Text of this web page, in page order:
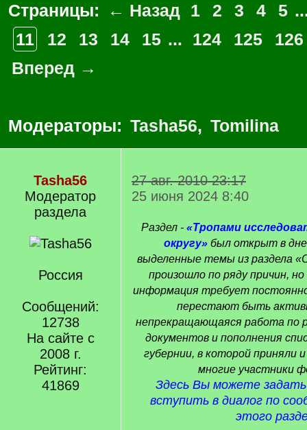
Страницы: ← Назад 1 2 3 4 5
11
12 13 14 15 ... 124 125
126
Вперед →
Модераторы: Tasha56, Tomilina
Tasha56
Модератор
раздела
Россия
Сообщений:
12738
На сайте с
2008 г.
Рейтинг:
41869
27 авг. 2010 23:17
25 июня 2024 8:40
Раздел - «Тропами
округу» был открыт в
выделенные темы из раздела
произошло по ряду причин,
информация требует
перестают быть
непрекращающаяся работа по
документов и пополнения
губернии, в которой приняли
многие участники
Здесь Вы можете
вступить в диалог по
этого